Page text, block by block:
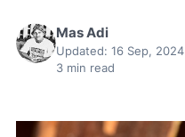
Mas Adi
Updated: 16 Sep, 2024
3 min read